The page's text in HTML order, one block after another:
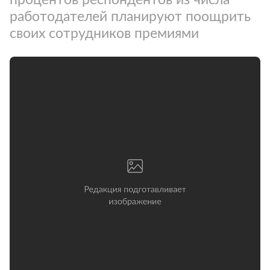
работодателей планируют поощрить
своих сотрудников премиями